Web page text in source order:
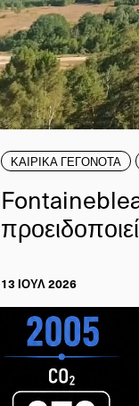
ΚΑΙΡΙΚΑ ΓΕΓΟΝΟΤΑ
13 ΙΟΥΛ 2026